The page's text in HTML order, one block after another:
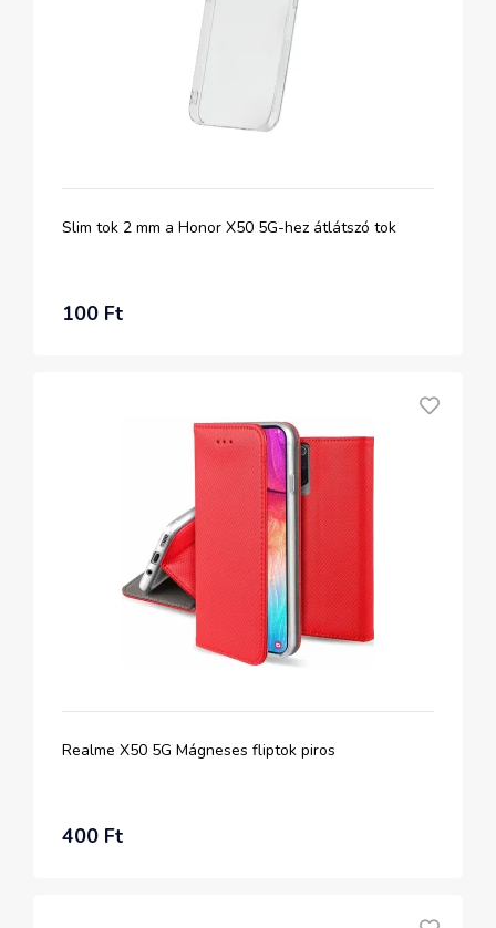
Slim tok 2 mm a Honor X50 5G-hez átlátszó tok
100 Ft
Realme X50 5G Mágneses fliptok piros
400 Ft